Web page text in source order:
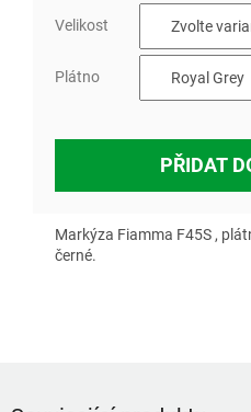
Velikost
Plátno
PŘIDAT
Markýza Fiamma F45S ,
černé.